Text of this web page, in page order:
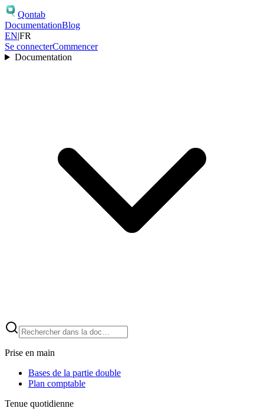
Qontab
DocumentationBlog
EN|FR
Se connecterCommencer
Documentation
Prise en main
Bases de la partie double
Plan comptable
Tenue quotidienne